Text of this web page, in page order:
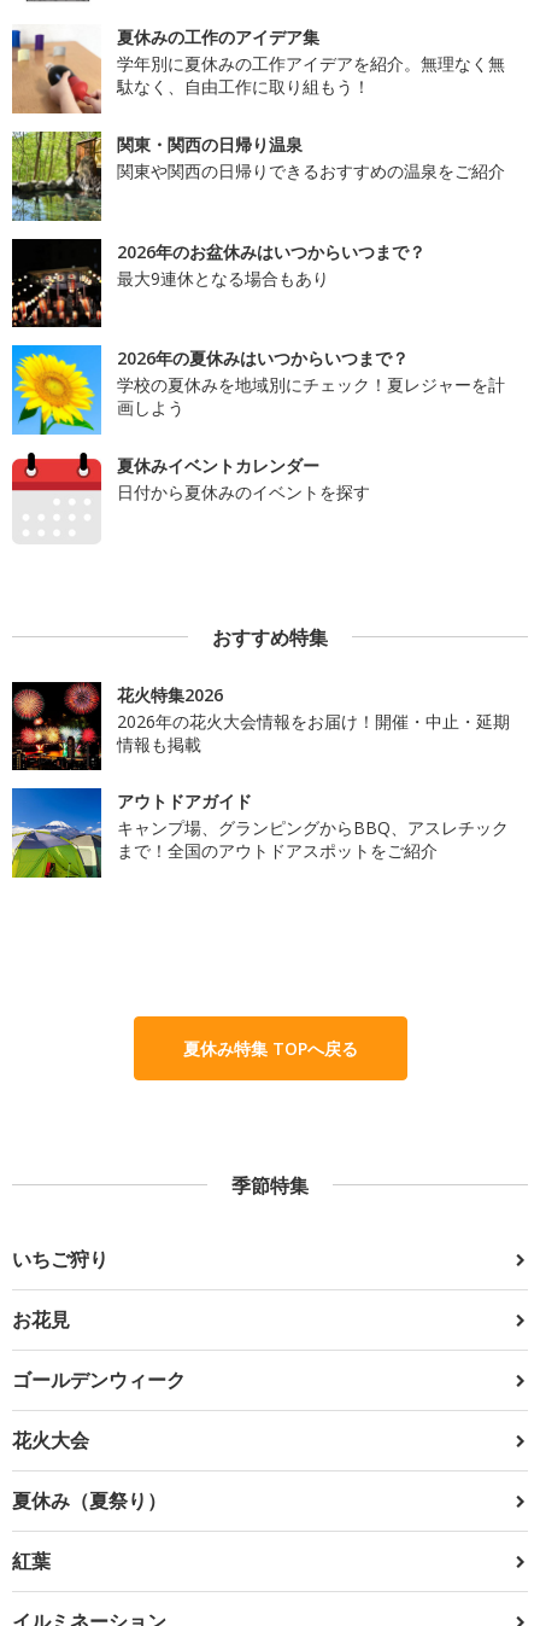
夏休みの工作のアイデア集
学年別に夏休みの工作アイデアを紹介。無理なく無
駄なく、自由工作に取り組もう！
関東・関西の日帰り温泉
関東や関西の日帰りできるおすすめの温泉をご紹介
2026年のお盆休みはいつからいつまで？
最大9連休となる場合もあり
2026年の夏休みはいつからいつまで？
学校の夏休みを地域別にチェック！夏レジャーを計
画しよう
夏休みイベントカレンダー
日付から夏休みのイベントを探す
おすすめ特集
花火特集2026
2026年の花火大会情報をお届け！開催・中止・延期
情報も掲載
アウトドアガイド
キャンプ場、グランピングからBBQ、アスレチック
まで！全国のアウトドアスポットをご紹介
夏休み特集 TOPへ戻る
季節特集
いちご狩り
お花見
ゴールデンウィーク
花火大会
夏休み（夏祭り）
紅葉